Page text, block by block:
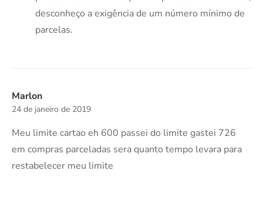
desconheço a exigência de um número mínimo de
parcelas.
Marlon
24 de janeiro de 2019
Meu limite cartao eh 600 passei do limite gastei 726
em compras parceladas sera quanto tempo levara para
restabelecer meu limite